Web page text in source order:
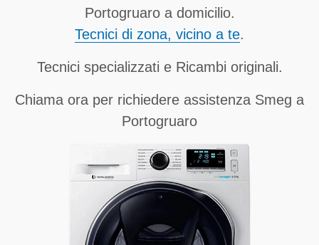
Portogruaro a domicilio.
Tecnici di zona, vicino a te.
Tecnici specializzati e Ricambi originali.
Chiama ora per richiedere assistenza Smeg a
Portogruaro